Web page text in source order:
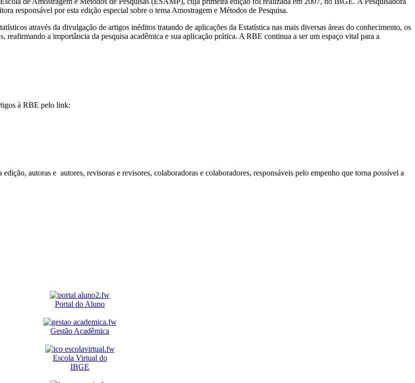
responsável por esta edição especial sobre o tema Amostragem e Métodos de Pesquisa.
através da divulgação de artigos inéditos tratando de aplicações da Estatística nas mais diversas áreas do conhecimento, os
a importância da pesquisa acadêmica e sua aplicação prática. A RBE continua a ser um espaço vital para a
à RBE pelo link:
autoras e autores, revisoras e revisores, colaboradoras e colaboradores, responsáveis pelo empenho que torna possível a
Portal do Aluno
Gestão Acadêmica
Escola Virtual do
IBGE